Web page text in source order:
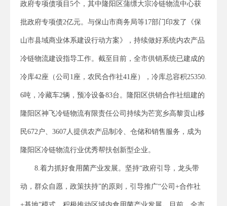
政府专项债项目5个，其中隆阳区蒲缥大宗冷链物流中心获
批政府专项债2亿元。与保山市商务局等17部门印发了《保
山市县域商业体系建设行动方案》，持续做好系统内农产品
冷链物流建设指导工作。截至目前，全市供销系统已建成的
冷库42座（公司1座，农民合作社41座），冷库总容积25350.
6吨，冷藏车2辆，预冷设备83台。隆阳区供销合作社组建的
隆阳区神飞冷链物流有限责任公司持续为芒宽乡高黎贡山移
民672户、3607人提供农产品制冷、仓储和销售服务，成为
隆阳区冷链物流行业优秀帮扶创新型企业。
8.着力抓好食用菌产业发展。坚持“政府引导，龙头带
动，群众自愿，政策扶持”的原则，引导推广“公司+合作社